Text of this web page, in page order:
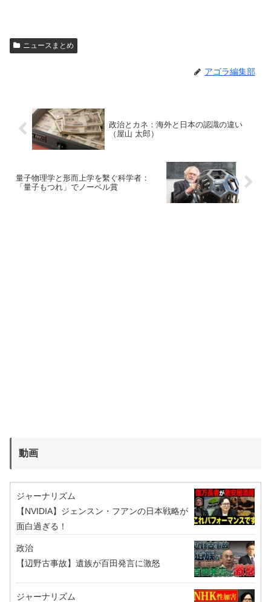
ニュースまとめ
アゴラ編集部
政治とカネ：海外と日本の認識の違い
（屋山 太郎）
量子物理学と形而上学を繫ぐ科学者：
「量子もつれ」でノーベル賞
動画
ジャーナリズム
【NVIDIA】ジェンスン・フアンの日本戦略が
面白過ぎる！
政治
【辺野古事故】遺族が百田発言に激怒
ジャーナリズム